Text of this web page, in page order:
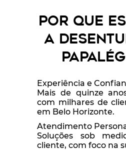
Por que
a
Experiência e
Mais de quinze
com milhares de
em Belo Horizonte.
Atendimento
Soluções sob
cliente, com foco na